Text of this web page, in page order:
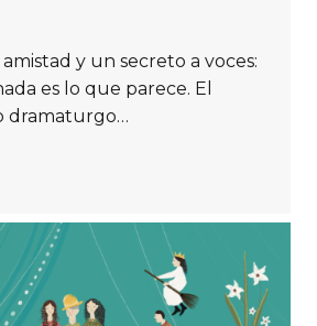
y un secreto a voces:
es lo que parece. El
dramaturgo…